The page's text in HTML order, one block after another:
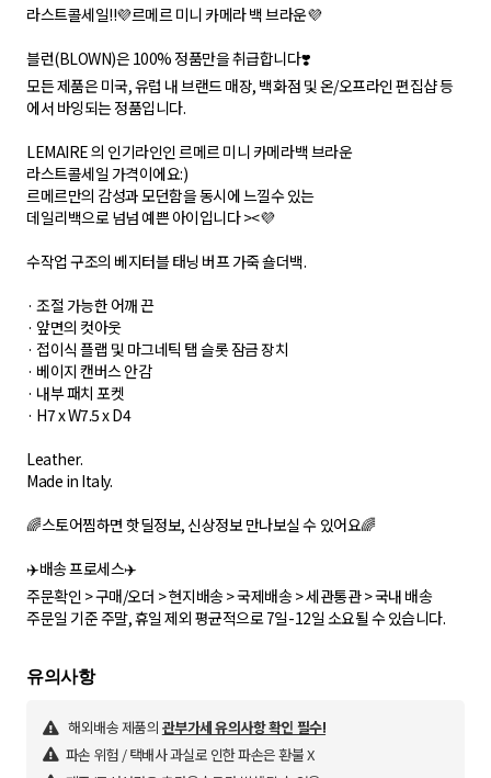
라스트콜세일!!💜르메르 미니 카메라 백 브라운💜
블런(BLOWN)은 100% 정품만을 취급합니다❣️
모든 제품은 미국, 유럽 내 브랜드 매장, 백화점 및 온/오프라인 편집샵 등
에서 바잉되는 정품입니다.
LEMAIRE 의 인기라인인 르메르 미니 카메라백 브라운
라스트콜세일 가격이에요:)
르메르만의 감성과 모던함을 동시에 느낄수 있는
데일리백으로 넘넘 예쁜 아이입니다 ><💜
수작업 구조의 베지터블 태닝 버프 가죽 숄더백.
· 조절 가능한 어깨 끈
· 앞면의 컷아웃
· 접이식 플랩 및 마그네틱 탭 슬롯 잠금 장치
· 베이지 캔버스 안감
· 내부 패치 포켓
· H7 x W7.5 x D4
Leather.
Made in Italy.
🌈스토어찜하면 핫딜정보, 신상정보 만나보실 수 있어요🌈
✈️배송 프로세스✈️
주문확인 > 구매/오더 > 현지배송 > 국제배송 > 세관통관 > 국내 배송
주문일 기준 주말, 휴일 제외 평균적으로 7일-12일 소요될 수 있습니다.
유의사항
해외배송 제품의 관부가세 유의사항 확인 필수!
파손 위험 / 택배사 과실로 인한 파손은 환불 X